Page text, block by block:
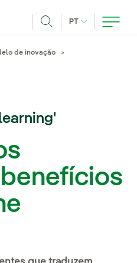
PT IDIOMA ATUAL,
de inovação